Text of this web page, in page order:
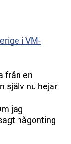
i VM-
från en
själv nu hejar
jag
någonting